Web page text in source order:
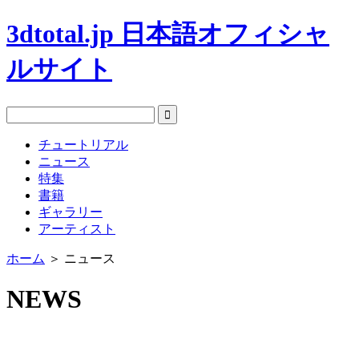
3dtotal.jp 日本語オフィシャ
ルサイト
チュートリアル
ニュース
特集
書籍
ギャラリー
アーティスト
ホーム ＞ ニュース
NEWS